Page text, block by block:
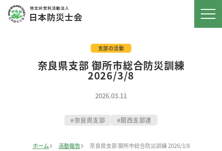
支部の活動
奈良県支部 御所市総合防災訓練
2026/3/8
2026.03.11
奈良県支部 関西支部連
ホーム 活動報告 奈良県支部 御所市総合防災訓練 2026/3/8